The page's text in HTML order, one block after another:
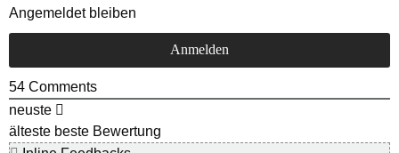
Angemeldet bleiben
54 Comments
neuste
älteste beste Bewertung